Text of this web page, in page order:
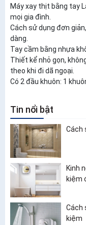
Máy xay thịt bằng tay
mọi gia đình.
Cách sử dụng đơn
dàng.
Tay cầm bằng nhựa
Thiết kể nhỏ gọn,
theo khi đi dã ngoại.
Có 2 đầu khuôn: 1
Tin nổi bật
Cách
Kinh
kiệm
Cách
kiệm